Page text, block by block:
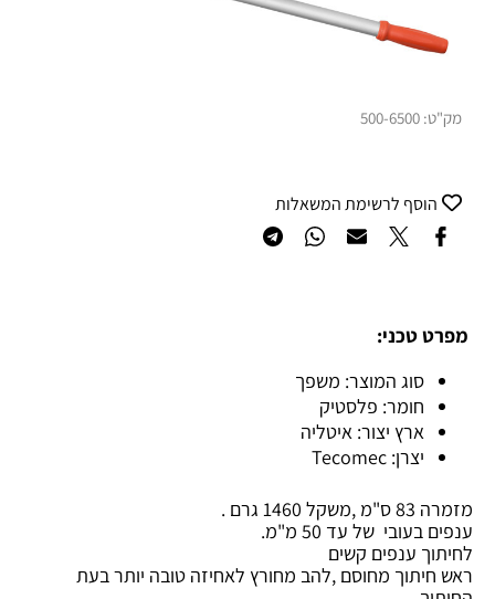
מק"ט: 500-6500
הוסף לרשימת המשאלות
מפרט טכני:
סוג המוצר: משפך
חומר: פלסטיק
ארץ יצור: איטליה
יצרן: Tecomec
מזמרה 83 ס"מ ,משקל 1460 גרם .
ענפים בעובי של עד 50 מ"מ.
לחיתוך ענפים קשים
ראש חיתוך מחוסם ,להב מחורץ לאחיזה טובה יותר בעת